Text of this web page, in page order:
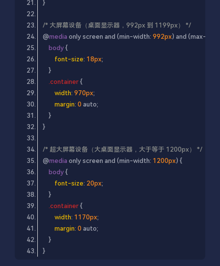
/* 大屏幕设备（桌面显示器，992px 到 1199px） */
@media only screen and (min-width: 992px) and (max-
body
font-size: 18px
.container
width: 970px
margin: 0
/* 超大屏幕设备（大桌面显示器，大于等于 1200px） */
@media only screen and (min-width: 1200px
body
font-size: 20px
.container
width: 1170px
margin: 0